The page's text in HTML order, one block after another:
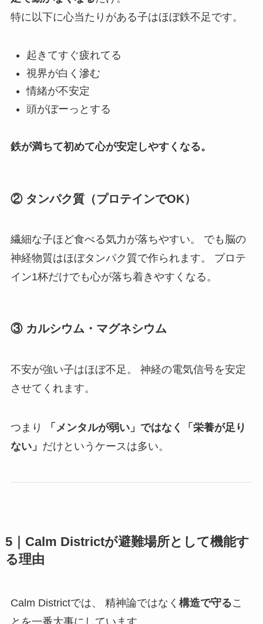
特に以下に心当たりがある子はほぼ鉄不足です。
起きてすぐ疲れてる
視界が白く滲む
情緒が不安定
頭がぼーっとする
鉄が満ちて初めて心が安定しやすくなる。
② タンパク質（プロテインでOK）
繊細な子ほど食べる気力が落ちやすい。 でも脳の
神経物質はほぼタンパク質で作られます。 プロテ
イン1杯だけでも心が落ち着きやすくなる。
③ カルシウム・マグネシウム
不安が強い子はほぼ不足。 神経の電気信号を安定
させてくれます。
つまり
「メンタルが弱い」ではなく「栄養が足り
ない」 だけというケースは多い。
5｜Calm Districtが避難場所として機能す
る理由
Calm Districtでは、 精神論ではなく 構造で守るこ